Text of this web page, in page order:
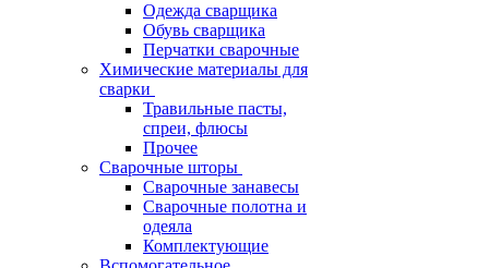
Одежда сварщика
Обувь сварщика
Перчатки сварочные
Химические материалы для
сварки
Травильные пасты,
спреи, флюсы
Прочее
Сварочные шторы
Сварочные занавесы
Сварочные полотна и
одеяла
Комплектующие